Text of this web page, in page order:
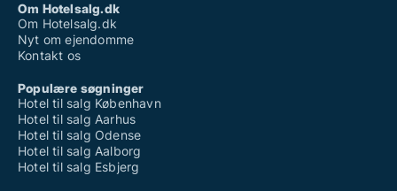
Om Hotelsalg.dk
Om Hotelsalg.dk
Nyt om ejendomme
Kontakt os
Populære søgninger
Hotel til salg København
Hotel til salg Aarhus
Hotel til salg Odense
Hotel til salg Aalborg
Hotel til salg Esbjerg